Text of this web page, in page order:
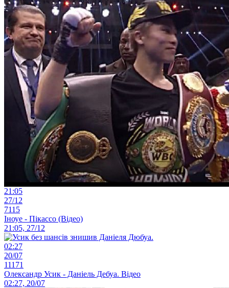
21:05
27/12
7115
Іноуе - Пікассо (Відео)
21:05, 27/12
02:27
20/07
11171
Олександр Усик - Даніель Дебуа. Відео
02:27, 20/07